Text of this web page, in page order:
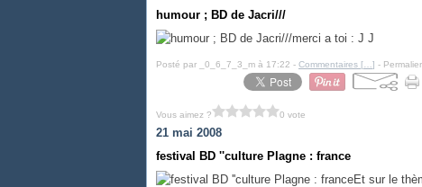
humour ; BD de Jacri///
merci a toi : J J
Posté par _0_6_7_3_m à 17:22 - Commentaires [ ] -
Vous aimez ? 0 vote
21 mai 2008
festival BD ''culture Plagne : france
Et sur le